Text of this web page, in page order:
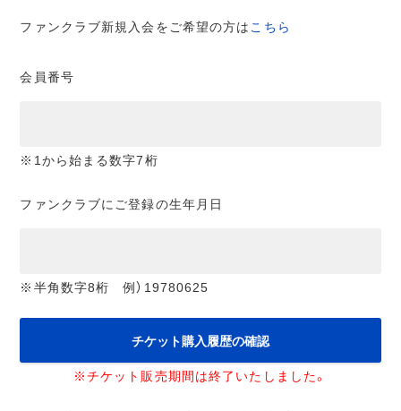
ファンクラブ新規入会をご希望の方は こちら
会員番号
※1から始まる数字7桁
ファンクラブにご登録の生年月日
※半角数字8桁 例）19780625
チケット購入履歴の確認
※チケット販売期間は終了いたしました。